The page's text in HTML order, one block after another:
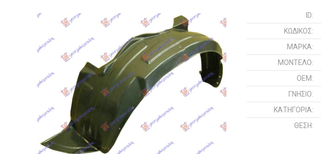
ID:
ΚΩΔΙΚΌΣ:
ΜΑΡΚΑ:
ΜΟΝΤΕΛΟ:
OEM:
ΓΝΉΣΙΟ:
ΚΑΤΗΓΟΡΊΑ:
ΘΈΣΗ: